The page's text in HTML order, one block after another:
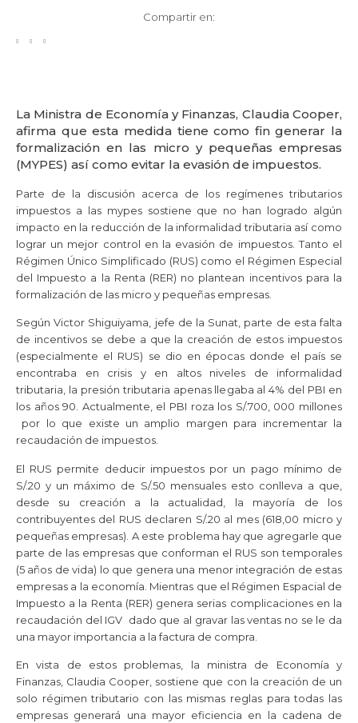
Compartir en:
La Ministra de Economía y Finanzas, Claudia Cooper,
afirma que esta medida tiene como fin generar la
formalización en las micro y pequeñas empresas
(MYPES) así como evitar la evasión de impuestos.
Parte de la discusión acerca de los regímenes tributarios
impuestos a las mypes sostiene que no han logrado algún
impacto en la reducción de la informalidad tributaria así como
lograr un mejor control en la evasión de impuestos. Tanto el
Régimen Único Simplificado (RUS) como el Régimen Especial
del Impuesto a la Renta (RER) no plantean incentivos para la
formalización de las micro y pequeñas empresas.
Según Victor Shiguiyama, jefe de la Sunat, parte de esta falta
de incentivos se debe a que la creación de estos impuestos
(especialmente el RUS) se dio en épocas donde el país se
encontraba en crisis y en altos niveles de informalidad
tributaria, la presión tributaria apenas llegaba al 4% del PBI en
los años 90. Actualmente, el PBI roza los S/.700, 000 millones
por lo que existe un amplio margen para incrementar la
recaudación de impuestos.
El RUS permite deducir impuestos por un pago mínimo de
S/.20 y un máximo de S/.50 mensuales esto conlleva a que,
desde su creación a la actualidad, la mayoría de los
contribuyentes del RUS declaren S/.20 al mes (618,00 micro y
pequeñas empresas). A este problema hay que agregarle que
parte de las empresas que conforman el RUS son temporales
(5 años de vida) lo que genera una menor integración de estas
empresas a la economía. Mientras que el Régimen Espacial de
Impuesto a la Renta (RER) genera serias complicaciones en la
recaudación del IGV dado que al gravar las ventas no se le da
una mayor importancia a la factura de compra.
En vista de estos problemas, la ministra de Economía y
Finanzas, Claudia Cooper, sostiene que con la creación de un
solo régimen tributario con las mismas reglas para todas las
empresas generará una mayor eficiencia en la cadena de